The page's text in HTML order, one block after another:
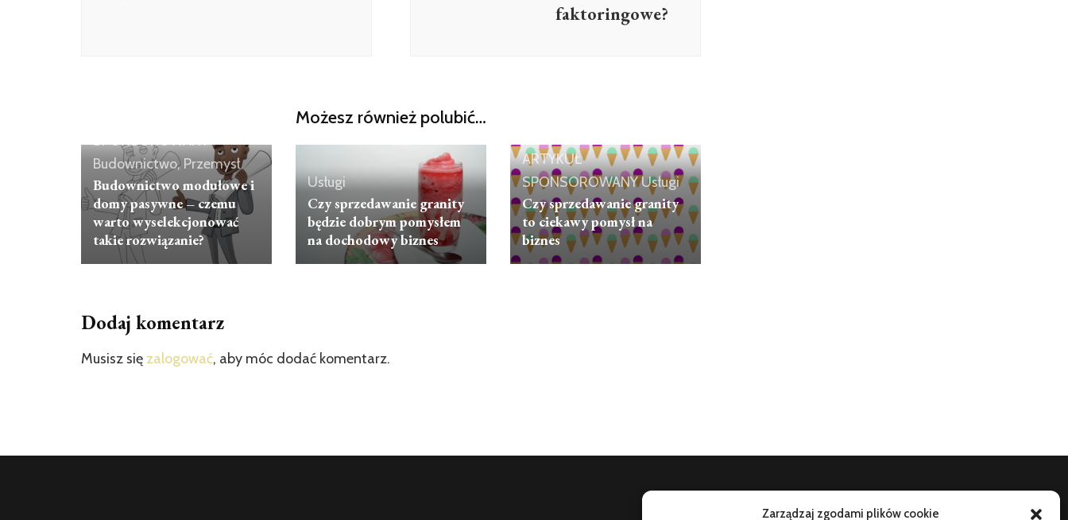
Zarządzaj zgodami plików cookie
faktoringowe?
Możesz również polubić…
SPONSOROWANY
Budownictwo, Przemysł
Budownictwo modułowe i
domy pasywne – czemu
warto wyselekcjonować
takie rozwiązanie?
Usługi
Czy sprzedawanie granity
będzie dobrym pomysłem
na dochodowy biznes
ARTYKUŁ
SPONSOROWANYUsługi
Czy sprzedawanie granity
to ciekawy pomysł na
biznes
Dodaj komentarz
Musisz się zalogować, aby móc dodać komentarz.